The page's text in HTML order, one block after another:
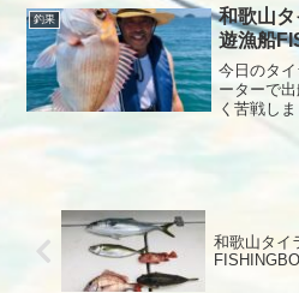
た。
釣果
和歌山タ
遊漁船
今日のタ
ーターで
く苦戦し
和歌山タイ